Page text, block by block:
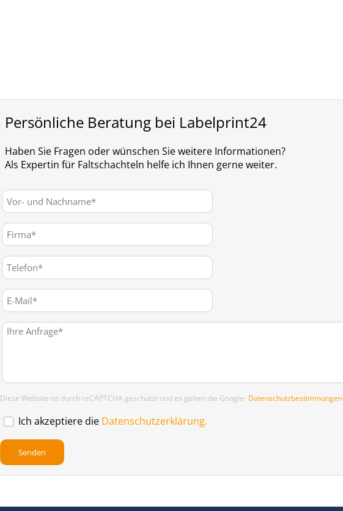
Persönliche Beratung bei Labelprint24
Haben Sie Fragen oder wünschen Sie weitere Informationen?
Als Expertin für Faltschachteln helfe ich Ihnen gerne weiter.
Diese Website ist durch reCAPTCHA geschützt und es gelten die Google- Datenschutzbestimmungen
Ich akzeptiere die Datenschutzerklärung.